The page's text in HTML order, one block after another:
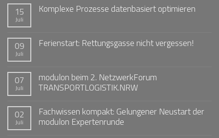
15
Juli
Komplexe Prozesse datenbasiert optimieren
09
Juli
Ferienstart: Rettungsgasse nicht vergessen!
07
Juli
modulon beim 2. NetzwerkForum
TRANSPORTLOGISTIK.NRW
02
Juli
Fachwissen kompakt: Gelungener Neustart der
modulon Expertenrunde